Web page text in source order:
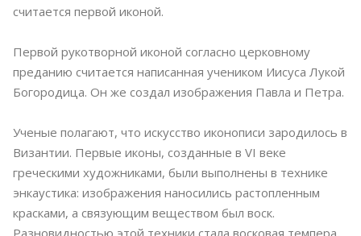
считается первой иконой.
Первой рукотворной иконой согласно церковному
преданию считается написанная учеником Иисуса Лукой
Богородица. Он же создал изображения Павла и Петра.
Ученые полагают, что искусство иконописи зародилось в
Византии. Первые иконы, созданные в VI веке
греческими художниками, были выполнены в технике
энкаустика: изображения наносились растопленным
красками, а связующим веществом был воск.
Разновидностью этой техники стала восковая темпера,